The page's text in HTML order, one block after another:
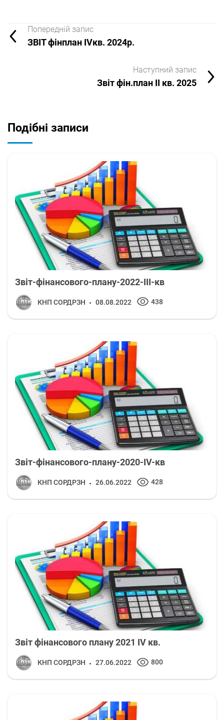
Попередній запис
ЗВІТ фінплан ІVкв. 2024р.
Наступний запис
Звіт фін.план ІІ кв. 2025
Подібні записи
Звіт-фінансового-плану-2022-ІІІ-кв
КНП СОРДРЗН 08.08.2022 438
Звіт-фінансового-плану-2020-IV-кв
КНП СОРДРЗН 26.06.2022 428
Звіт фінансового плану 2021 ІV кв.
КНП СОРДРЗН 27.06.2022 800